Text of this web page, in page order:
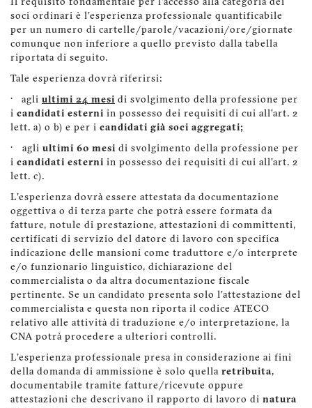
Il requisito fondamentale per l'accesso alla categoria dei
soci ordinari è l'esperienza professionale quantificabile
per un numero di cartelle/parole/vacazioni/ore/giornate
comunque non inferiore a quello previsto dalla tabella
riportata di seguito.
Tale esperienza dovrà riferirsi:
· agli ultimi 24 mesi di svolgimento della professione per
i candidati esterni in possesso dei requisiti di cui all’art. 2
lett. a) o b) e per i candidati già soci aggregati;
· agli ultimi 60 mesi di svolgimento della professione per
i candidati esterni in possesso dei requisiti di cui all’art. 2
lett. c).
L'esperienza dovrà essere attestata da documentazione
oggettiva o di terza parte che potrà essere formata da
fatture, notule di prestazione, attestazioni di committenti,
certificati di servizio del datore di lavoro con specifica
indicazione delle mansioni come traduttore e/o interprete
e/o funzionario linguistico, dichiarazione del
commercialista o da altra documentazione fiscale
pertinente. Se un candidato presenta solo l’attestazione del
commercialista e questa non riporta il codice ATECO
relativo alle attività di traduzione e/o interpretazione, la
CNA potrà procedere a ulteriori controlli.
L'esperienza professionale presa in considerazione ai fini
della domanda di ammissione è solo quella retribuita,
documentabile tramite fatture/ricevute oppure
attestazioni che descrivano il rapporto di lavoro di natura